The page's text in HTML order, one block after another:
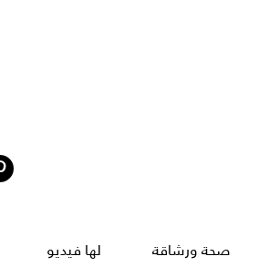
صحة ورشاقة لها فيديو